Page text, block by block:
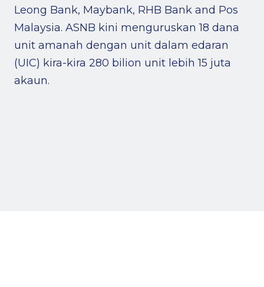
Leong Bank, Maybank, RHB Bank and Pos
Malaysia. ASNB kini menguruskan 18 dana
unit amanah dengan unit dalam edaran
(UIC) kira-kira 280 bilion unit lebih 15 juta
akaun.